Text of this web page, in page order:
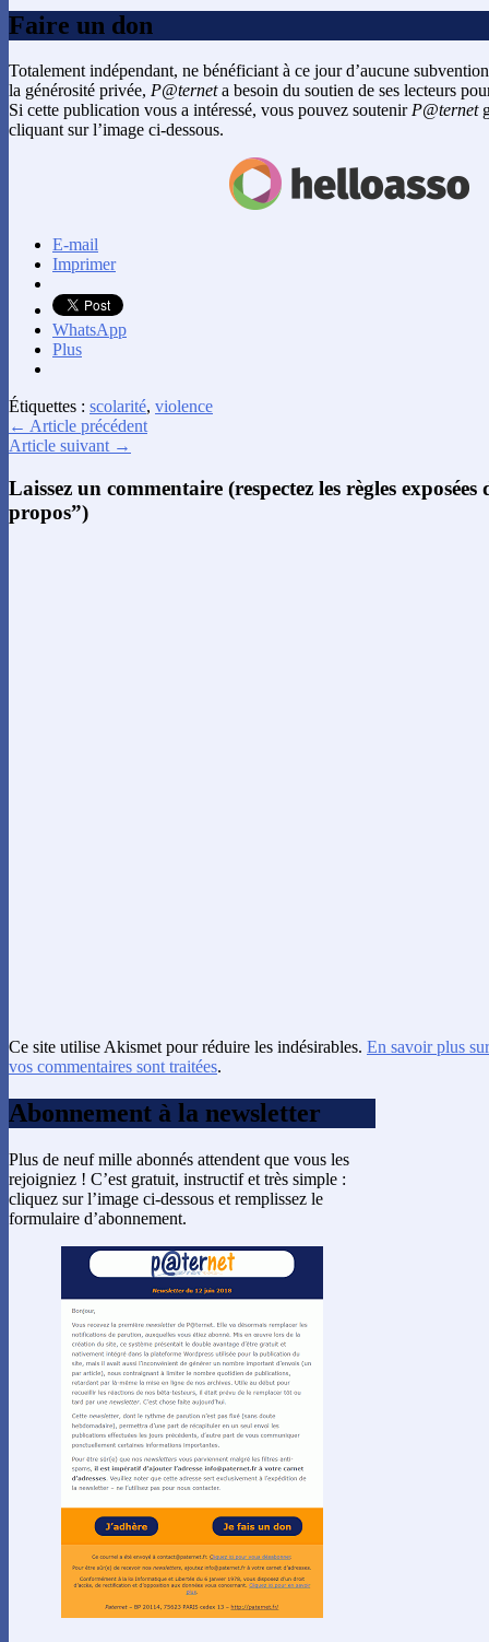
Faire un don
Totalement indépendant, ne bénéficiant à ce jour d’aucune
la générosité privée, P@terneta besoin du soutien de ses lecteurs
Si cette publication vous a intéressé, vous pouvez soutenirP@ternet
cliquant sur l’image ci-dessous.
E-mail
Imprimer
WhatsApp
Plus
Étiquettes : scolarité, violence
← Article précédent
Article suivant →
Laissez un commentaire (respectez les règles
propos”)
Ce site utilise Akismet pour réduire les indésirables. En savoir plus
vos commentaires sont traitées.
Abonnement à la newsletter
Plus de neuf mille abonnés attendent que vous les
rejoigniez ! C’est gratuit, instructif et très simple :
cliquez sur l’image ci-dessous et remplissez le
formulaire d’abonnement.